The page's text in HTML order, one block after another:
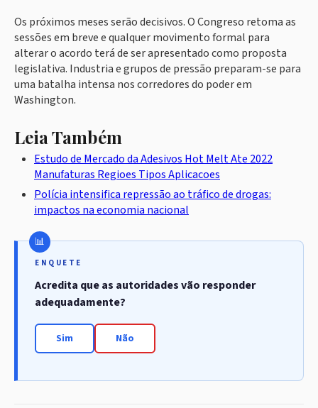
Os próximos meses serão decisivos. O Congreso retoma as
sessões em breve e qualquer movimento formal para
alterar o acordo terá de ser apresentado como proposta
legislativa. Industria e grupos de pressão preparam-se para
uma batalha intensa nos corredores do poder em
Washington.
Leia Também
Estudo de Mercado da Adesivos Hot Melt Ate 2022
Manufaturas Regioes Tipos Aplicacoes
Polícia intensifica repressão ao tráfico de drogas:
impactos na economia nacional
ENQUETE
Acredita que as autoridades vão responder
adequadamente?
Sim Não